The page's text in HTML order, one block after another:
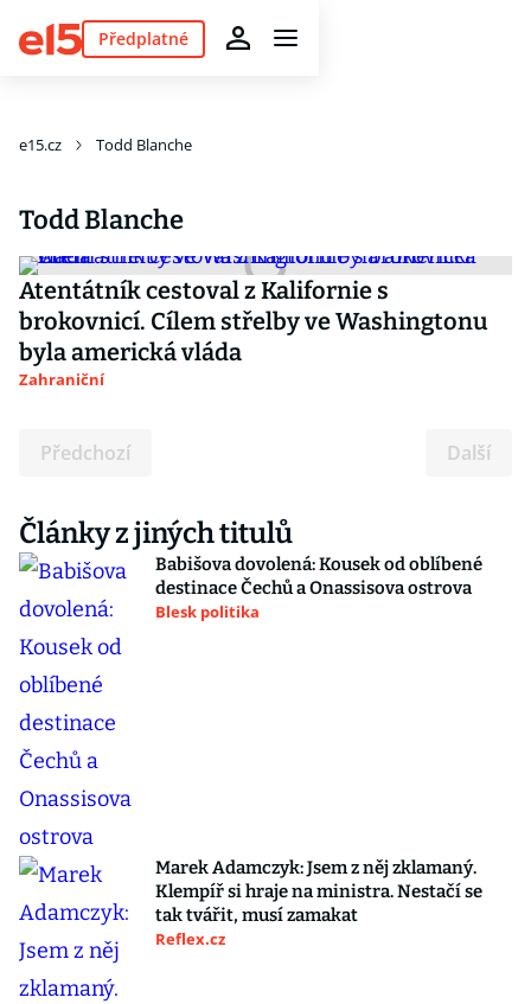
Předplatné
e15.cz Todd Blanche
Todd Blanche
Atentátník cestoval z Kalifornie s
brokovnicí. Cílem střelby ve Washingtonu
byla americká vláda
Zahraniční
Předchozí Další
Články z jiných titulů
Babišova dovolená: Kousek od oblíbené
destinace Čechů a Onassisova ostrova
Blesk politika
Marek Adamczyk: Jsem z něj zklamaný.
Klempíř si hraje na ministra. Nestačí se
tak tvářit, musí zamakat
Reflex.cz